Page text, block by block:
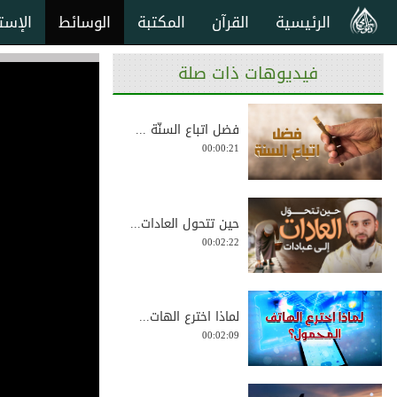
الوسائط المكتبة القرآن الرئيسية
فيديوهات ذات صلة
فضل اتباع السنّة ...
00:00:21
حين تتحول العادات...
00:02:22
لماذا اخترع الهات...
00:02:09